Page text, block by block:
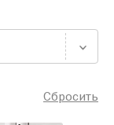
Сбросить